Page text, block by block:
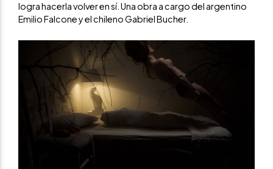
logra hacerla volver en sí. Una obra a cargo del argentino
Emilio Falcone y el chileno Gabriel Bucher.